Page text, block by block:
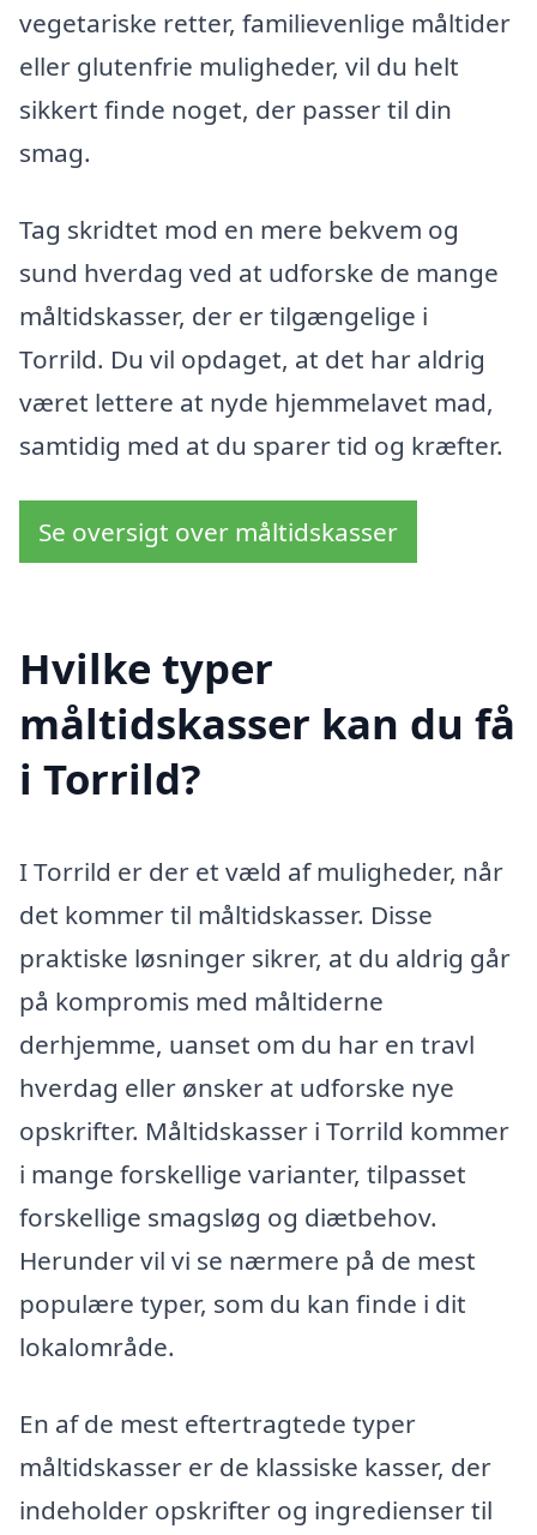
vegetariske retter, familievenlige måltider
eller glutenfrie muligheder, vil du helt
sikkert finde noget, der passer til din
smag.
Tag skridtet mod en mere bekvem og
sund hverdag ved at udforske de mange
måltidskasser, der er tilgængelige i
Torrild. Du vil opdaget, at det har aldrig
været lettere at nyde hjemmelavet mad,
samtidig med at du sparer tid og kræfter.
Se oversigt over måltidskasser
Hvilke typer
måltidskasser kan du få
i Torrild?
I Torrild er der et væld af muligheder, når
det kommer til måltidskasser. Disse
praktiske løsninger sikrer, at du aldrig går
på kompromis med måltiderne
derhjemme, uanset om du har en travl
hverdag eller ønsker at udforske nye
opskrifter. Måltidskasser i Torrild kommer
i mange forskellige varianter, tilpasset
forskellige smagsløg og diætbehov.
Herunder vil vi se nærmere på de mest
populære typer, som du kan finde i dit
lokalområde.
En af de mest eftertragtede typer
måltidskasser er de klassiske kasser, der
indeholder opskrifter og ingredienser til